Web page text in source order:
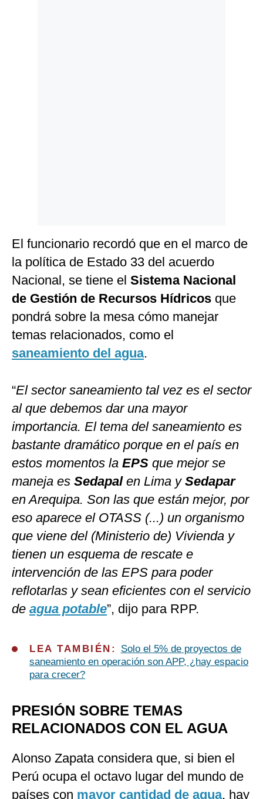
El funcionario recordó que en el marco de
la política de Estado 33 del acuerdo
Nacional, se tiene el Sistema Nacional
de Gestión de Recursos Hídricos que
pondrá sobre la mesa cómo manejar
temas relacionados, como el
saneamiento del agua.
“El sector saneamiento tal vez es el sector
al que debemos dar una mayor
importancia. El tema del saneamiento es
bastante dramático porque en el país en
estos momentos la EPS que mejor se
maneja es Sedapal en Lima y Sedapar
en Arequipa. Son las que están mejor, por
eso aparece el OTASS (...) un organismo
que viene del (Ministerio de) Vivienda y
tienen un esquema de rescate e
intervención de las EPS para poder
reflotarlas y sean eficientes con el servicio
de agua potable”, dijo para RPP.
LEA TAMBIÉN: Solo el 5% de proyectos de
saneamiento en operación son APP, ¿hay espacio
para crecer?
PRESIÓN SOBRE TEMAS
RELACIONADOS CON EL AGUA
Alonso Zapata considera que, si bien el
Perú ocupa el octavo lugar del mundo de
países con mayor cantidad de agua, hay